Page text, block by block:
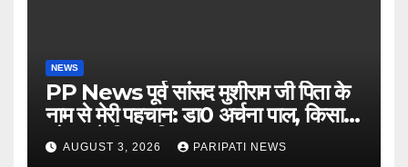
NEWS
PP News पूर्व सांसद मुशीराम जी पिता के
नाम से मेरी पहचान: डा0 अर्चना पाल, किसान
चौपाल में दिया परिचय
AUGUST 3, 2026 PARIPATI NEWS